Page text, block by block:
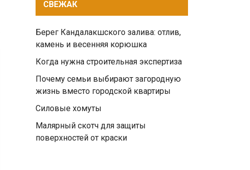
СВЕЖАК
Берег Кандалакшского залива: отлив,
камень и весенняя корюшка
Когда нужна строительная экспертиза
Почему семьи выбирают загородную
жизнь вместо городской квартиры
Силовые хомуты
Малярный скотч для защиты
поверхностей от краски